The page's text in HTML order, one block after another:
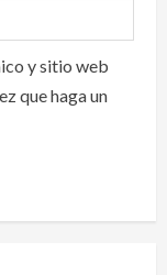
y sitio web
que haga un